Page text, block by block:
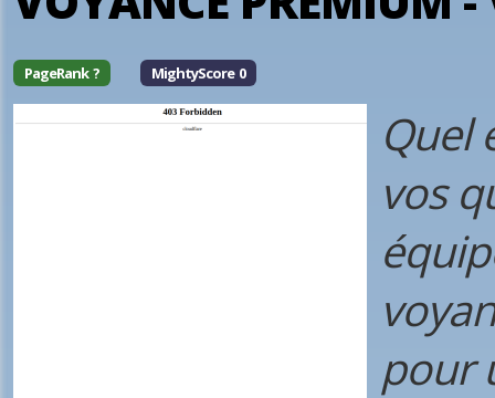
PageRank ? MightyScore 0
Quel
vos
pour